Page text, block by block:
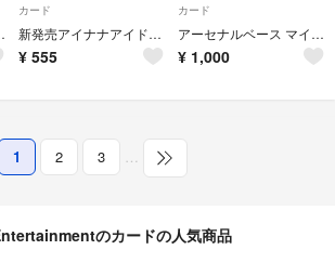
逢坂壮五
カード
新発売アイナナアイドリッシュセブンEXPOクリアカード四葉環DECENNIUM
¥ 555
カード
アーセナルベース マイティーストライクフリーダムガンダム キラ ラクス 匿名配送
¥ 1,000
1 2 3 …
のカードの人気商品